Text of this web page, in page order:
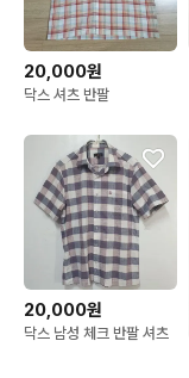
20,000원
닥스 셔츠 반팔
20,000원
닥스 남성 체크 반팔 셔츠